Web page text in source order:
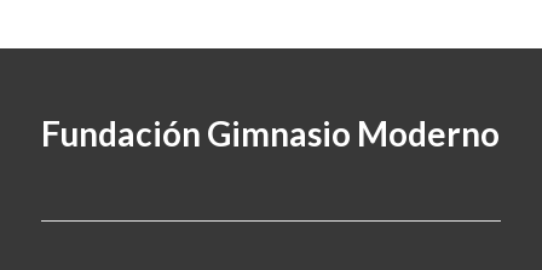
Fundación Gimnasio Moderno